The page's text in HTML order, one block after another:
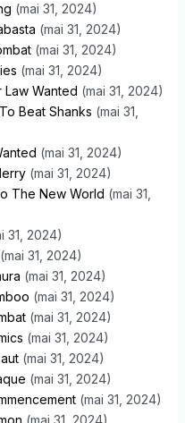
(mai 31, 2024)
(mai 31, 2024)
(mai 31, 2024)
(mai 31, 2024)
Wanted (mai 31, 2024)
Beat Shanks (mai 31,
(mai 31, 2024)
(mai 31, 2024)
The New World (mai 31,
31, 2024)
(mai 31, 2024)
(mai 31, 2024)
(mai 31, 2024)
(mai 31, 2024)
(mai 31, 2024)
(mai 31, 2024)
(mai 31, 2024)
(mai 31, 2024)